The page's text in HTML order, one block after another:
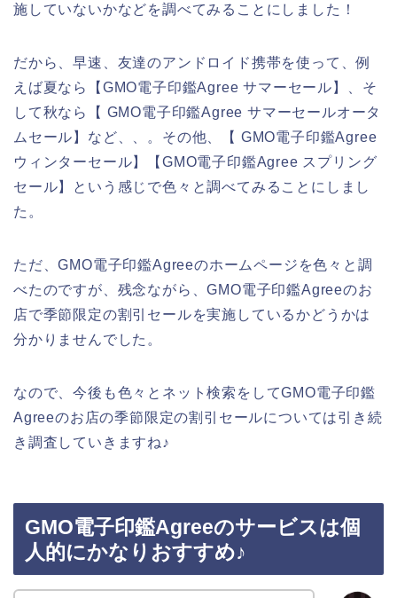
施していないかなどを調べてみることにしました！
だから、早速、友達のアンドロイド携帯を使って、例
えば夏なら【GMO電子印鑑Agree サマーセール】、そ
して秋なら【 GMO電子印鑑Agree サマーセールオータ
ムセール】など、、。その他、【 GMO電子印鑑Agree
ウィンターセール】【GMO電子印鑑Agree スプリング
セール】という感じで色々と調べてみることにしまし
た。
ただ、GMO電子印鑑Agreeのホームページを色々と調
べたのですが、残念ながら、GMO電子印鑑Agreeのお
店で季節限定の割引セールを実施しているかどうかは
分かりませんでした。
なので、今後も色々とネット検索をしてGMO電子印鑑
Agreeのお店の季節限定の割引セールについては引き続
き調査していきますね♪
GMO電子印鑑Agreeのサービスは個
人的にかなりおすすめ♪